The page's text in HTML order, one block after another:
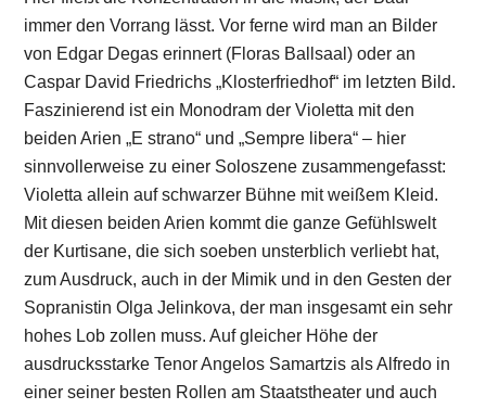
immer den Vorrang lässt. Vor ferne wird man an Bilder
von Edgar Degas erinnert (Floras Ballsaal) oder an
Caspar David Friedrichs „Klosterfriedhof“ im letzten Bild.
Faszinierend ist ein Monodram der Violetta mit den
beiden Arien „E strano“ und „Sempre libera“ – hier
sinnvollerweise zu einer Soloszene zusammengefasst:
Violetta allein auf schwarzer Bühne mit weißem Kleid.
Mit diesen beiden Arien kommt die ganze Gefühlswelt
der Kurtisane, die sich soeben unsterblich verliebt hat,
zum Ausdruck, auch in der Mimik und in den Gesten der
Sopranistin Olga Jelinkova, der man insgesamt ein sehr
hohes Lob zollen muss. Auf gleicher Höhe der
ausdrucksstarke Tenor Angelos Samartzis als Alfredo in
einer seiner besten Rollen am Staatstheater und auch